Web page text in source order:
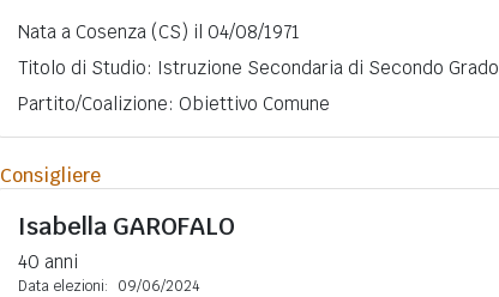
Nata a Cosenza (CS) il 04/08/1971
Titolo di Studio: Istruzione Secondaria di Secondo Grado
Partito/Coalizione: Obiettivo Comune
Consigliere
Isabella GAROFALO
40 anni
Data elezioni:
09/06/2024